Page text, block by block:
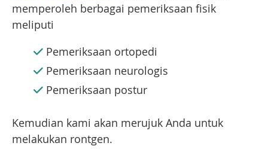
memperoleh berbagai pemeriksaan fisik
meliputi
Pemeriksaan ortopedi
Pemeriksaan neurologis
Pemeriksaan postur
Kemudian kami akan merujuk Anda untuk
melakukan rontgen.